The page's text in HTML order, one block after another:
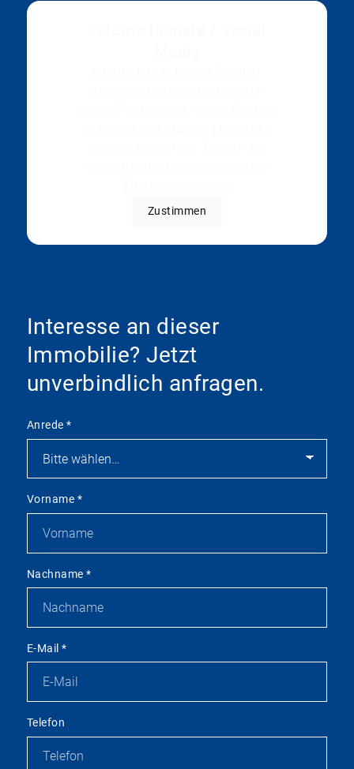
Zustimmen
Interesse an dieser
Immobilie? Jetzt
unverbindlich anfragen.
Anrede*
Vorname *
Nachname*
E-Mail*
Telefon